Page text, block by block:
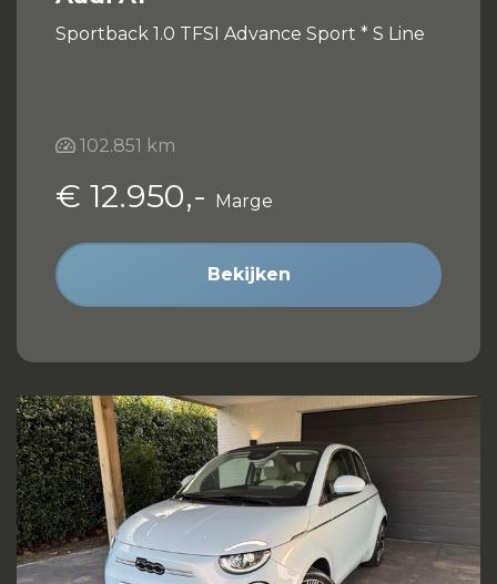
Sportback 1.0 TFSI Advance Sport * S Line
102.851 km
€ 12.950,- Marge
Bekijken